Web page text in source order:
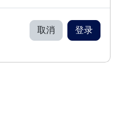
取消 登录